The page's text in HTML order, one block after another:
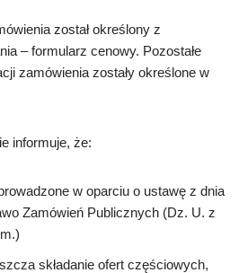
został określony z
– formularz cenowy. Pozostałe
zamówienia zostały określone w
informuje, że:
w oparciu o ustawę z dnia
Zamówień Publicznych (Dz. U. z
składanie ofert częściowych,